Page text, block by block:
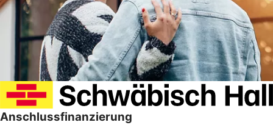
Anschlussfinanzierung